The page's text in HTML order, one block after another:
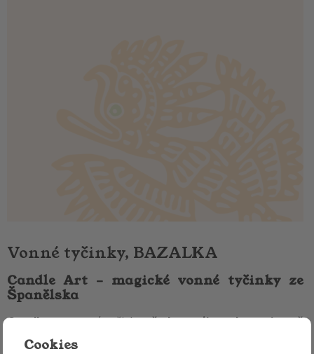
Vonné tyčinky, BAZALKA
Candle Art – magické vonné tyčinky ze
Španělska
Candle artvonné tyčinkypředstavují mnohem víc než
jen způsob jak provonět prostor.
Cookies